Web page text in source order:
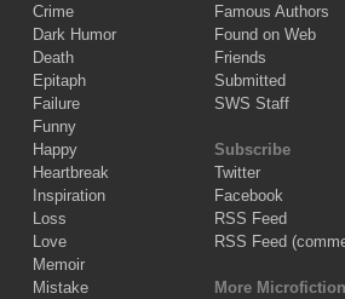
Crime
Dark Humor
Death
Epitaph
Failure
Funny
Happy
Heartbreak
Inspiration
Loss
Love
Memoir
Mistake
Famous Authors
Found on Web
Friends
Submitted
SWS Staff
Subscribe
Twitter
Facebook
RSS Feed
RSS Feed
More Microfiction